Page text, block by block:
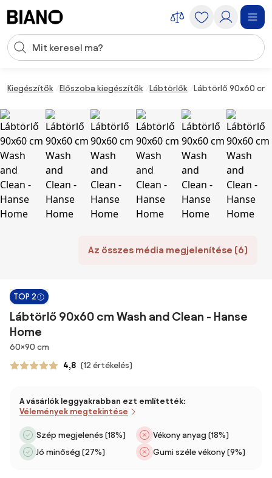
Keresési bevitel
Kiegészítők Előszoba kiegészítők Lábtörlők Lábtörlő 90x60 cm
Az összes média megjelenítése (6)
TOP 2
Lábtörlő 90x60 cm Wash and Clean - Hanse
Home
Méretek
60×90 cm
4,8 (12 értékelés)
A vásárlók leggyakrabban ezt említették:
Vélemények megtekintése
Szép megjelenés (18%)
Jó minőség (27%)
Vékony anyag (18%)
Gumi széle vékony (9%)